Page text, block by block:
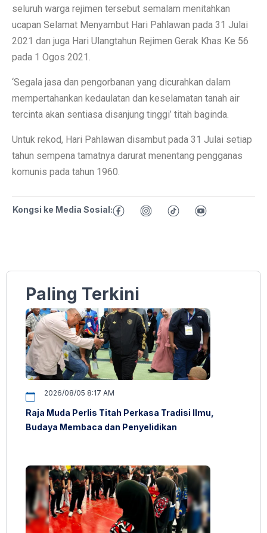
seluruh warga rejimen tersebut semalam menitahkan
ucapan Selamat Menyambut Hari Pahlawan pada 31 Julai
2021 dan juga Hari Ulangtahun Rejimen Gerak Khas Ke 56
pada 1 Ogos 2021.
‘Segala jasa dan pengorbanan yang dicurahkan dalam
mempertahankan kedaulatan dan keselamatan tanah air
tercinta akan sentiasa disanjung tinggi’ titah baginda.
Untuk rekod, Hari Pahlawan disambut pada 31 Julai setiap
tahun sempena tamatnya darurat menentang pengganas
komunis pada tahun 1960.
Kongsi ke Media Sosial:
Paling Terkini
2026/08/05 8:17 AM
Raja Muda Perlis Titah Perkasa Tradisi Ilmu,
Budaya Membaca dan Penyelidikan